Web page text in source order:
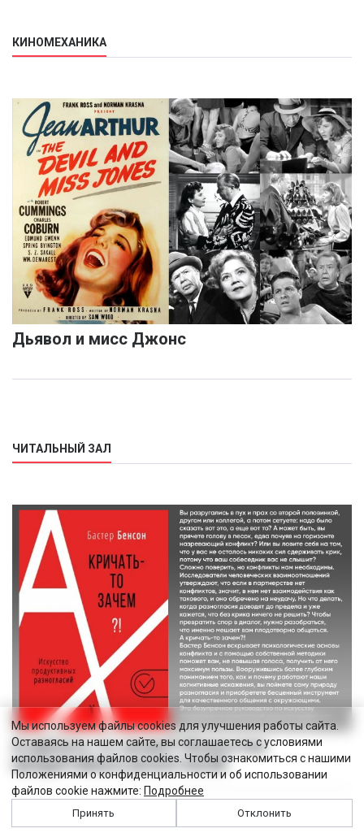
КИНОМЕХАНИКА
Дьявол и мисс Джонс
ЧИТАЛЬНЫЙ ЗАЛ
А кричать-то зачем?! Искусство
продуктивных разногласий
Мы используем файлы cookies для улучшения работы сайта.
Оставаясь на нашем сайте, вы соглашаетесь с условиями
использования файлов cookies. Чтобы ознакомиться с нашими
Положениями о конфиденциальности и об использовании
файлов cookie нажмите: Подробнее
Принять Отклонить